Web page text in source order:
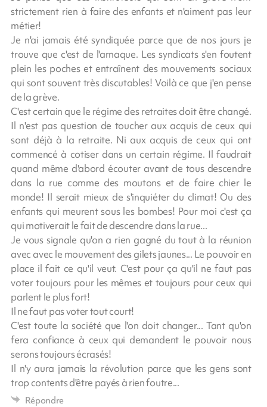
strictement rien à faire des enfants et n'aiment pas leur
métier!
Je n'ai jamais été syndiquée parce que de nos jours je
trouve que c'est de l'arnaque. Les syndicats s'en foutent
plein les poches et entraînent des mouvements sociaux
qui sont souvent très discutables! Voilà ce que j'en pense
de la grève.
C'est certain que le régime des retraites doit être changé.
Il n'est pas question de toucher aux acquis de ceux qui
sont déjà à la retraite. Ni aux acquis de ceux qui ont
commencé à cotiser dans un certain régime. Il faudrait
quand même d'abord écouter avant de tous descendre
dans la rue comme des moutons et de faire chier le
monde! Il serait mieux de s'inquiéter du climat! Ou des
enfants qui meurent sous les bombes! Pour moi c'est ça
qui motiverait le fait de descendre dans la rue...
Je vous signale qu'on a rien gagné du tout à la réunion
avec avec le mouvement des gilets jaunes... Le pouvoir en
place il fait ce qu'il veut. C'est pour ça qu'il ne faut pas
voter toujours pour les mêmes et toujours pour ceux qui
parlent le plus fort!
Il ne faut pas voter tout court!
C'est toute la société que l'on doit changer... Tant qu'on
fera confiance à ceux qui demandent le pouvoir nous
serons toujours écrasés!
Il n'y aura jamais la révolution parce que les gens sont
trop contents d'être payés à rien foutre...
Répondre